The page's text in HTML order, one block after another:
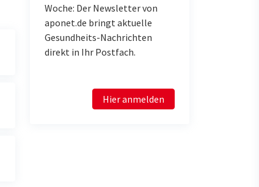
Woche: Der Newsletter von
aponet.de bringt aktuelle
Gesundheits-Nachrichten
direkt in Ihr Postfach.
Hier anmelden